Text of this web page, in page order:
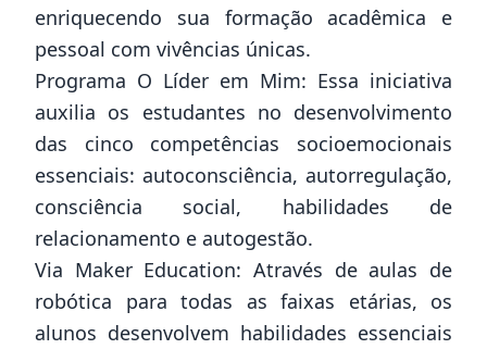
enriquecendo sua formação acadêmica e
pessoal com vivências únicas.
Programa O Líder em Mim: Essa iniciativa
auxilia os estudantes no desenvolvimento
das cinco competências socioemocionais
essenciais: autoconsciência, autorregulação,
consciência social, habilidades de
relacionamento e autogestão.
Via Maker Education: Através de aulas de
robótica para todas as faixas etárias, os
alunos desenvolvem habilidades essenciais